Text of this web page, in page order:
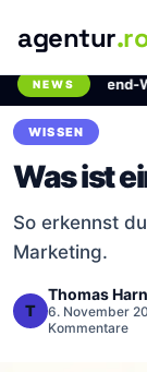
agentur
NEWS
Breaking News
Trend-Welle
WISSEN
Was ist
So erkennst
Marketing.
T
Thomas
6. November
Kommentare